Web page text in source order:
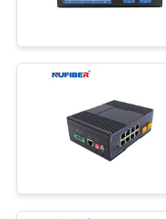
구
구리